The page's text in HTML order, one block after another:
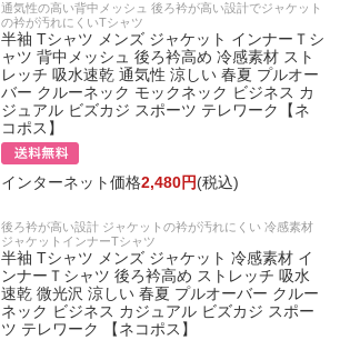
通気性の高い背中メッシュ 後ろ衿が高い設計でジャケット
の衿が汚れにくいTシャツ
半袖 Tシャツ メンズ ジャケット インナーＴシ
ャツ 背中メッシュ 後ろ衿高め 冷感素材 スト
レッチ 吸水速乾 通気性 涼しい 春夏 プルオー
バー クルーネック モックネック ビジネス カ
ジュアル ビズカジ スポーツ テレワーク【ネ
コポス】
インターネット価格2,480円(税込)
後ろ衿が高い設計 ジャケットの衿が汚れにくい 冷感素材
ジャケットインナーTシャツ
半袖 Tシャツ メンズ ジャケット 冷感素材 イ
ンナーＴシャツ 後ろ衿高め ストレッチ 吸水
速乾 微光沢 涼しい 春夏 プルオーバー クルー
ネック ビジネス カジュアル ビズカジ スポー
ツ テレワーク 【ネコポス】